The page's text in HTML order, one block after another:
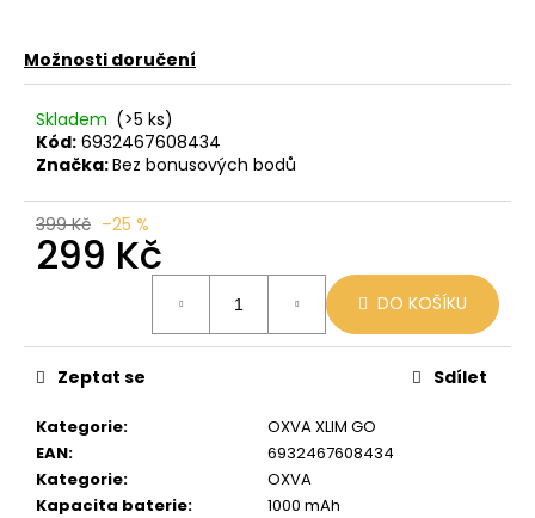
Možnosti doručení
Skladem (>5 ks)
Kód: 6932467608434
Značka:Bez bonusových bodů
399 Kč –25 %
299 Kč
DO KOŠÍKU
Kategorie:
OXVA XLIM GO
EAN:
6932467608434
Kategorie:
OXVA
Kapacita baterie:
1000 mAh
Zeptat se Sdílet
u
č
u
e
m
e
POD
20MG
Kč
Původně:
109
Kč